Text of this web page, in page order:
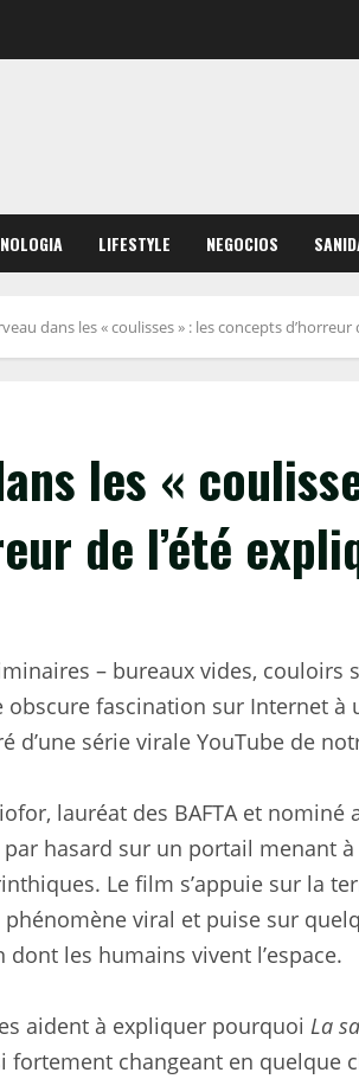
LIFESTYLE NEGOCIOS
dans les « coulisses » : les concepts d’horreur
les «
de l’été
– bureaux vides, couloirs
obscure fascination sur Internet
d’une série virale YouTube de
lauréat des BAFTA et nominé
hasard sur un portail menant
Le film s’appuie sur la
viral et puise sur
les humains vivent l’espace.
aident à expliquer pourquoi La
changeant en quelque